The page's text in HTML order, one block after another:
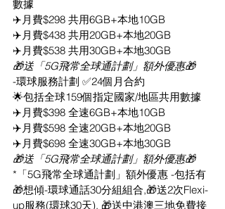
數據
✈️月費$298 共用6GB+本地10GB
✈️月費$438 共用20GB+本地20GB
✈️月費$538 共用30GB+本地30GB
🎁送「5G飛常全球通計劃」額外優惠🎁
-環球服務計劃 ✅24個月合約
🌟包括全球159個指定國家/地區共用數據
✈️月費$398 全速6GB+本地10GB
✈️月費$598 全速20GB+本地20GB
✈️月費$698 全速30GB+本地30GB
🎁送「5G飛常全球通計劃」額外優惠🎁
*「5G飛常全球通計劃」額外優惠 -包括有
🎁想傾-環球通話30分組組合,🎁送2次Flexi-
up服務(環球30天), 🎁送中港澳三地免費接